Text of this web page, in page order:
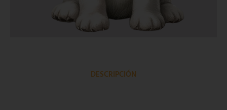
DESCRIPCIÓN